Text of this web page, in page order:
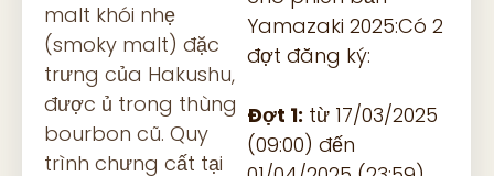
malt khói nhẹ
(smoky malt) đặc
trưng của Hakushu,
được ủ trong thùng
bourbon cũ. Quy
trình chưng cất tại
Yamazaki 2025:Có 2
đợt đăng ký:
Đợt 1: từ 17/03/2025
(09:00) đến